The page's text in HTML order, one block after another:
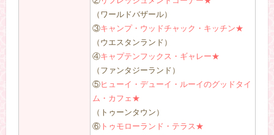
（ワールドバザール）
③キャンプ・ウッドチャック・キッチン★
（ウエスタンランド）
④キャプテンフックス・ギャレー★
（ファンタジーランド）
⑤ヒューイ・デューイ・ルーイのグッドタイ
ム・カフェ★
（トゥーンタウン）
⑥ トゥモローランド・テラス★